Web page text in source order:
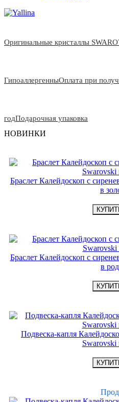
Оригинальные кристаллы
ГипоаллергенныОплата при
годПодарочная упаковка
НОВИНКИ
Браслет Калейдоскоп с
в
Браслет Калейдоскоп с
в
Подвеска-капля
Swarovski